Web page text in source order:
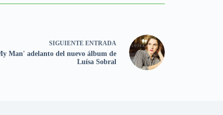
SIGUIENTE ENTRADA
Man' adelanto del nuevo álbum de
Luísa Sobral